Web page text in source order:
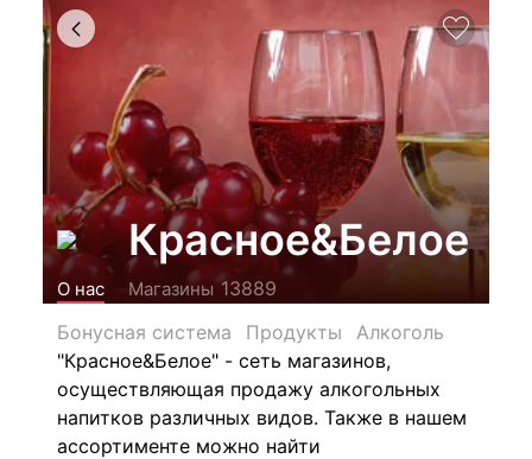
Красное&Белое
О нас Магазины 13889
Бонусная система
Продукты
Алкоголь
"Красное&Белое" - сеть магазинов,
осуществляющая продажу алкогольных
напитков различных видов. Также в нашем
ассортименте можно найти